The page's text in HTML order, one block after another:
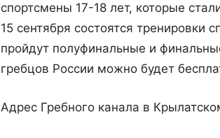
спортсмены 17-18 лет, которые
15 сентября состоятся тренировки
пройдут полуфинальные и
гребцов России можно будет
Адрес Гребного канала в